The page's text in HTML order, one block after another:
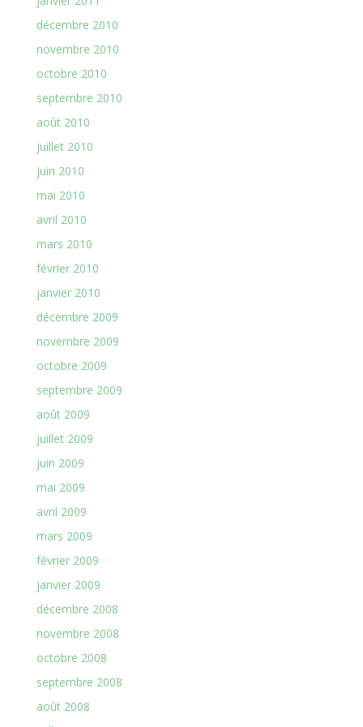
décembre 2010
novembre 2010
octobre 2010
septembre 2010
août 2010
juillet 2010
juin 2010
mai 2010
avril 2010
mars 2010
février 2010
janvier 2010
décembre 2009
novembre 2009
octobre 2009
septembre 2009
août 2009
juillet 2009
juin 2009
mai 2009
avril 2009
mars 2009
février 2009
janvier 2009
décembre 2008
novembre 2008
octobre 2008
septembre 2008
août 2008